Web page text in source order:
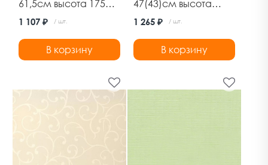
61,5см высота 175см
1 107 ₽ / шт.
В корзину
47(43)см высота
клен Дельфа
1 265 ₽ / шт.
В корзину